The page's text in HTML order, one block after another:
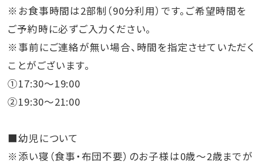
※お食事時間は2部制（90分利用）です。ご希望時間を
ご予約時に必ずご入力ください。
※事前にご連絡が無い場合、時間を指定させていただく
ことがございます。
①17:30～19:00
②19:30～21:00
■幼児について
※添い寝（食事・布団不要）のお子様は0歳～2歳までが